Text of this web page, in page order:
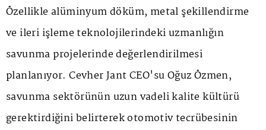
Özellikle alüminyum döküm, metal şekillendirme
ve ileri işleme teknolojilerindeki uzmanlığın
savunma projelerinde değerlendirilmesi
planlanıyor. Cevher Jant CEO'su Oğuz Özmen,
savunma sektörünün uzun vadeli kalite kültürü
gerektirdiğini belirterek otomotiv tecrübesinin